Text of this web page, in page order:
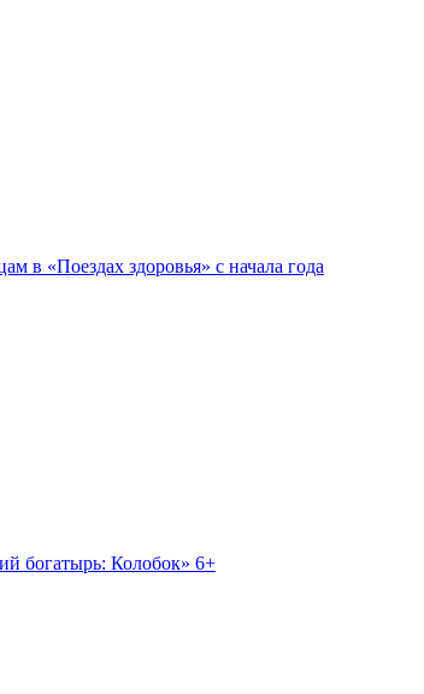
в «Поездах здоровья» с начала года
богатырь: Колобок» 6+